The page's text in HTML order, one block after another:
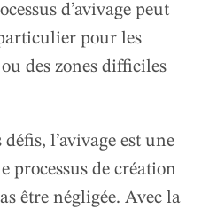
d’avivage peut
pour les
des zones difficiles
l’avivage est une
processus de création
être négligée. Avec la